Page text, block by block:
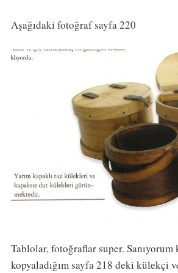
Aşağıdaki fotoğraf sayfa 220
Tablolar, fotoğraflar super. Sanıyorum
kopyaladığım sayfa 218 deki külekçi